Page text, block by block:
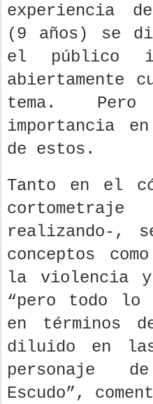
experiencia
(9 años) se
el público
abiertamente
tema.
importancia
de estos.
Tanto en el
realizando-,
conceptos
la violencia
“pero todo lo
en términos
diluido en
personaje
Escudo”,